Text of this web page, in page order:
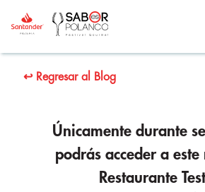
↩ Regresar al Blog
Únicamente durante
podrás acceder a este
Restaurante